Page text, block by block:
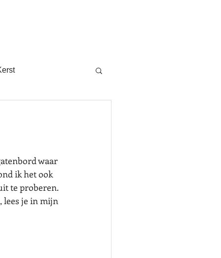
waar
ik het ook
te proberen.
lees je in mijn